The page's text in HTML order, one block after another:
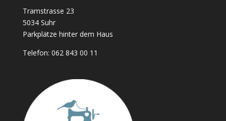
Tramstrasse 23
5034 Suhr
Parkplätze hinter dem Haus
Telefon: 062 843 00 11